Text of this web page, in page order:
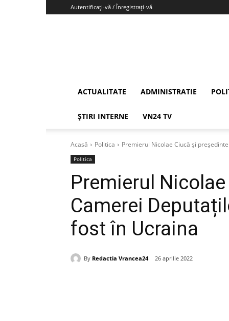
Autentificați-vă / Înregistrați-vă
ACTUALITATE ADMINISTRATIE
ȘTIRI INTERNE VN24 TV
Acasă Politica Premierul Nicolae Ciucă și
Politica
Premierul
Camerei
fost în Ucraina
By Redactia Vrancea24 26 aprilie 2022